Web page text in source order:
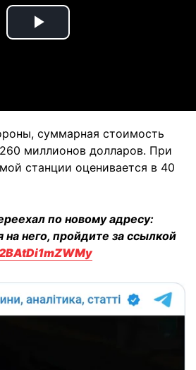
Play
суммарная стоимость
миллионов долларов. При
станции оценивается в 40
по новому адресу:
на него, пройдите за ссылкой